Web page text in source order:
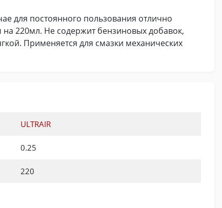
для постоянного пользования отлично
на 220мл. Не содержит бензиновых добавок,
Применяется для смазки механических
ULTRAIR
0.25
220